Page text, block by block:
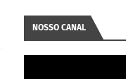
NOSSO CANAL